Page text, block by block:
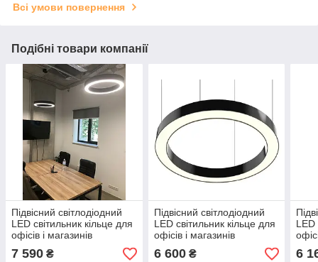
Всі умови повернення
Подібні товари компанії
Підвісний світлодіодний
LED світильник кільце для
офісів і магазинів
7 590 ₴
Підвісний світлодіодний
LED світильник кільце для
офісів і магазинів
6 600₴
LED
6